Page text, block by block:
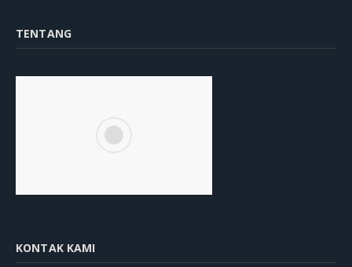
TENTANG
KONTAK KAMI